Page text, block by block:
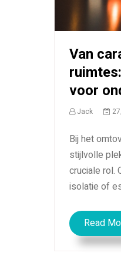
Van
voor
Jack
Bij het
stijlvolle
cruciale rol.
isolatie of
Read